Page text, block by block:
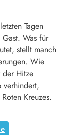
Tagen
Was für
stellt manch
Wie
der Hitze
verhindert,
Kreuzes.